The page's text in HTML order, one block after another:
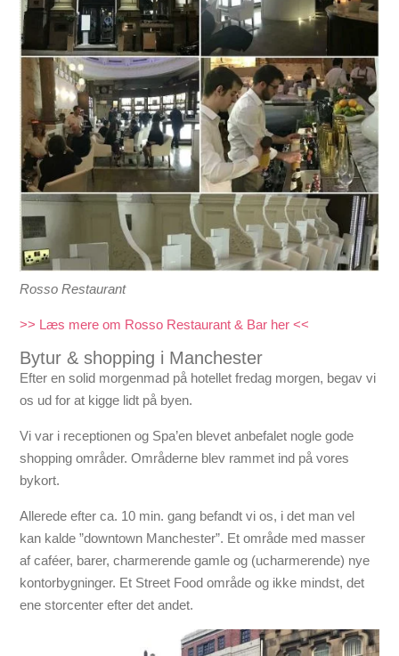
Rosso Restaurant
>> Læs mere om Rosso Restaurant & Bar her <<
Bytur & shopping i Manchester
Efter en solid morgenmad på hotellet fredag morgen, begav vi
os ud for at kigge lidt på byen.
Vi var i receptionen og Spa’en blevet anbefalet nogle gode
shopping områder. Områderne blev rammet ind på vores
bykort.
Allerede efter ca. 10 min. gang befandt vi os, i det man vel
kan kalde ”downtown Manchester”. Et område med masser
af caféer, barer, charmerende gamle og (ucharmerende) nye
kontorbygninger. Et Street Food område og ikke mindst, det
ene storcenter efter det andet.